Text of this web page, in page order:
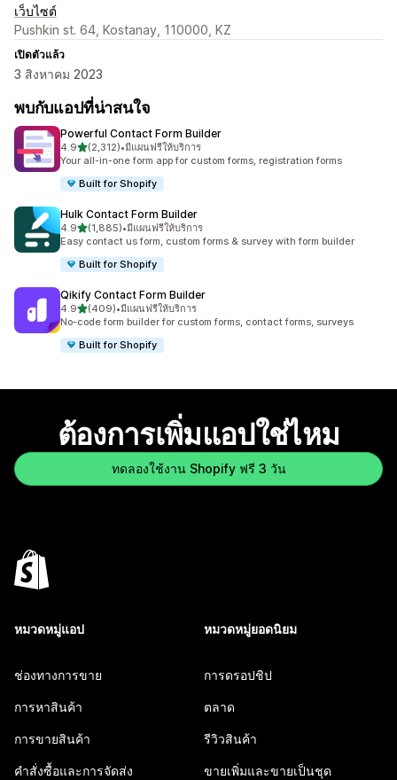
เว็บไซต์
Pushkin st. 64, Kostanay, 110000, KZ
เปิดตัวแล้ว
3 สิงหาคม 2023
พบกับแอปที่น่าสนใจ
Powerful Contact Form Builder
4.9เต็ม 5 ดาว
(2,312)
ทั้งหมด 2312 รีวิว
•มีแผนฟรีให้บริการ
Your all-in-one form app for custom forms, registration forms
Built for Shopify
Hulk Contact Form Builder
4.9เต็ม 5 ดาว
(1,885)
ทั้งหมด 1885 รีวิว
•มีแผนฟรีให้บริการ
Easy contact us form, custom forms & survey with form builder
Built for Shopify
Qikify Contact Form Builder
4.9เต็ม 5 ดาว
(409)
ทั้งหมด 409 รีวิว
•มีแผนฟรีให้บริการ
No-code form builder for custom forms, contact forms, surveys
Built for Shopify
ต้องการเพิ่มแอปใช่ไหม
ทดลองใช้งาน Shopify ฟรี 3 วัน
หมวดหมู่แอป
ช่องทางการขาย
การหาสินค้า
การขายสินค้า
คำสั่งซื้อและการจัดส่ง
หมวดหมู่ยอดนิยม
การดรอปชิป
ตลาด
รีวิวสินค้า
ขายเพิ่มและขายเป็นชุด